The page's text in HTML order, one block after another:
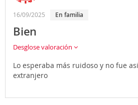
16/09/2025 En familia
Bien
Desglose valoración
Lo esperaba más ruidoso y no fue
extranjero